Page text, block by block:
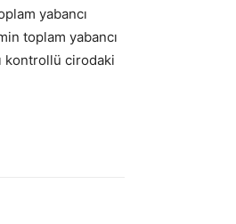
yabancı
toplam yabancı
kontrollü cirodaki